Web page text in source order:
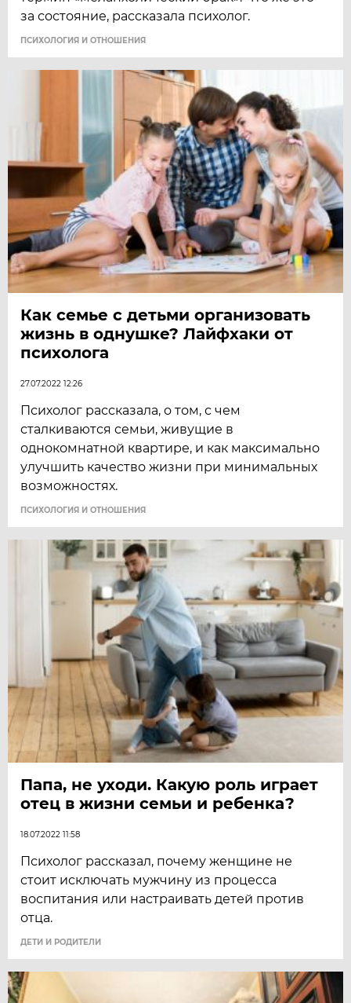
за состояние, рассказала психолог.
ПСИХОЛОГИЯ И ОТНОШЕНИЯ
Как семье с детьми организовать
жизнь в однушке? Лайфхаки от
психолога
27.07.2022 12:26
Психолог рассказала, о том, с чем
сталкиваются семьи, живущие в
однокомнатной квартире, и как максимально
улучшить качество жизни при минимальных
возможностях.
ПСИХОЛОГИЯ И ОТНОШЕНИЯ
Папа, не уходи. Какую роль играет
отец в жизни семьи и ребенка?
18.07.2022 11:58
Психолог рассказал, почему женщине не
стоит исключать мужчину из процесса
воспитания или настраивать детей против
отца.
ДЕТИ И РОДИТЕЛИ